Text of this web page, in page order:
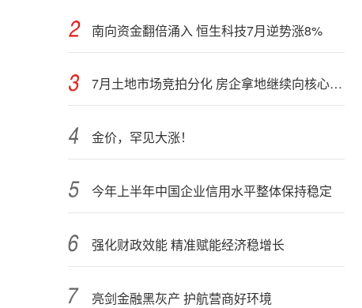
南向资金翻倍涌入 恒生科技7月逆势涨8%
7月土地市场竞拍分化 房企拿地继续向核心城市聚集
金价，罕见大涨！
今年上半年中国企业信用水平整体保持稳定
强化财政效能 精准赋能经济稳增长
亮剑金融黑灰产 护航营商好环境